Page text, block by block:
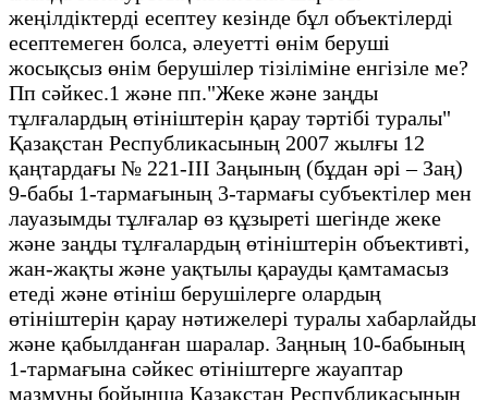
жеңілдіктерді есептеу кезінде бұл объектілерді
есептемеген болса, әлеуетті өнім беруші
жосықсыз өнім берушілер тізіліміне енгізіле ме?
Пп сәйкес.1 және пп."Жеке және заңды
тұлғалардың өтініштерін қарау тәртібі туралы"
Қазақстан Республикасының 2007 жылғы 12
қаңтардағы № 221-III Заңының (бұдан әрі – Заң)
9-бабы 1-тармағының 3-тармағы субъектілер мен
лауазымды тұлғалар өз құзыреті шегінде жеке
және заңды тұлғалардың өтініштерін объективті,
жан-жақты және уақтылы қарауды қамтамасыз
етеді және өтініш берушілерге олардың
өтініштерін қарау нәтижелері туралы хабарлайды
және қабылданған шаралар. Заңның 10-бабының
1-тармағына сәйкес өтініштерге жауаптар
мазмұны бойынша Қазақстан Республикасының